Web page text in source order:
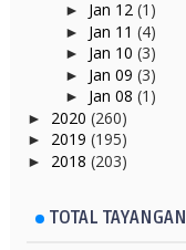
► Jan 12 (1)
► Jan 11 (4)
► Jan 10 (3)
► Jan 09 (3)
► Jan 08 (1)
► 2020 (260)
► 2019 (195)
► 2018 (203)
TOTAL